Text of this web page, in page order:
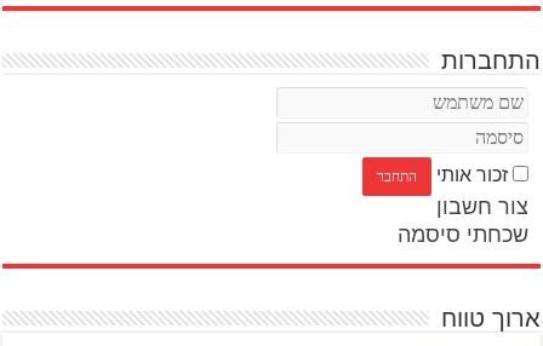
התחברות
זכור אותי
צור חשבון
שכחתי סיסמה
ארוך טווח